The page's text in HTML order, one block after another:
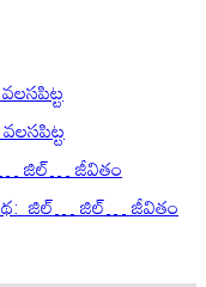
జిల్… జీవితం
జిల్… జిల్… జీవితం